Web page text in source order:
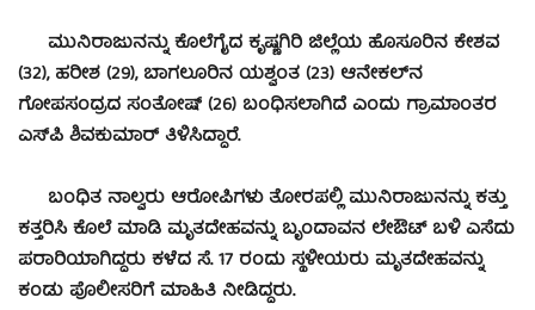
ಮುನಿರಾಜುನನ್ನು ಕೊಲೆಗೈದ ಕೃಷ್ಣಗಿರಿ ಜಿಲ್ಲೆಯ ಹೊಸೂರಿನ ಕೇಶವ
(32), ಹರೀಶ (29), ಬಾಗಲೂರಿನ ಯಶ್ವಂತ (23) ಆನೇಕಲ್‍ನ
ಗೋಪಸಂದ್ರದ ಸಂತೋಷ್ (26) ಬಂಧಿಸಲಾಗಿದೆ ಎಂದು ಗ್ರಾಮಾಂತರ
ಎಸ್‍ಪಿ ಶಿವಕುಮಾರ್ ತಿಳಿಸಿದ್ದಾರೆ.
ಬಂಧಿತ ನಾಲ್ವರು ಆರೋಪಿಗಳು ತೋರಪಲ್ಲಿ ಮುನಿರಾಜುನನ್ನು ಕತ್ತು
ಕತ್ತರಿಸಿ ಕೊಲೆ ಮಾಡಿ ಮೃತದೇಹವನ್ನು ಬೃಂದಾವನ ಲೇಔಟ್ ಬಳಿ ಎಸೆದು
ಪರಾರಿಯಾಗಿದ್ದರು ಕಳೆದ ಸೆ. 17 ರಂದು ಸ್ಥಳೀಯರು ಮೃತದೇಹವನ್ನು
ಕಂಡು ಪೊಲೀಸರಿಗೆ ಮಾಹಿತಿ ನೀಡಿದ್ದರು.